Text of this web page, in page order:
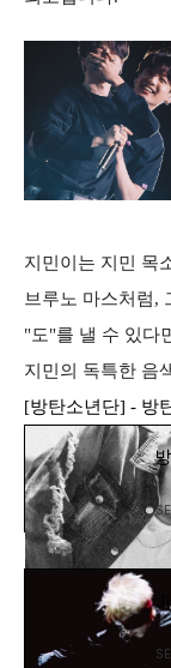
지민이는 지민 목
브루노 마스처럼,
"도"를 낼 수 있다
지민의 독특한 음
[방탄소년단] - 방
[방탄소년단] -